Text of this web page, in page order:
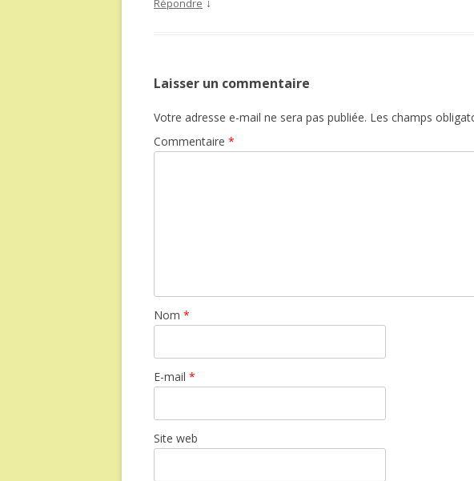
Répondre
Laisser un commentaire
Votre adresse e-mail ne sera pas publiée. Les champs
Commentaire *
Nom *
E-mail *
Site web